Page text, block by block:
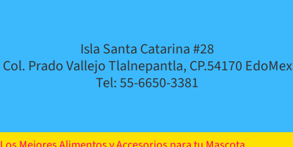
Isla Santa Catarina #28
Col. Prado Vallejo Tlalnepantla, CP.54170 EdoMex
Tel: 55-6650-3381